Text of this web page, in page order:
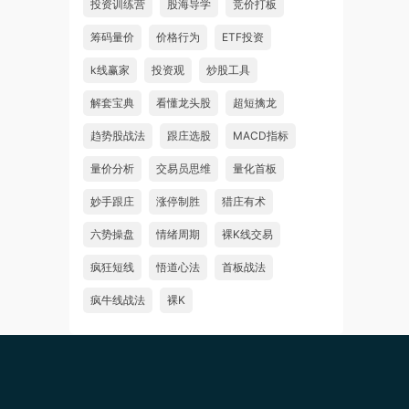
投资训练营 股海导学 竞价打板
筹码量价 价格行为 ETF投资
k线赢家 投资观 炒股工具
解套宝典 看懂龙头股 超短擒龙
趋势股战法 跟庄选股 MACD指标
量价分析 交易员思维 量化首板
妙手跟庄 涨停制胜 猎庄有术
六势操盘 情绪周期 裸K线交易
疯狂短线 悟道心法 首板战法
疯牛线战法 裸K